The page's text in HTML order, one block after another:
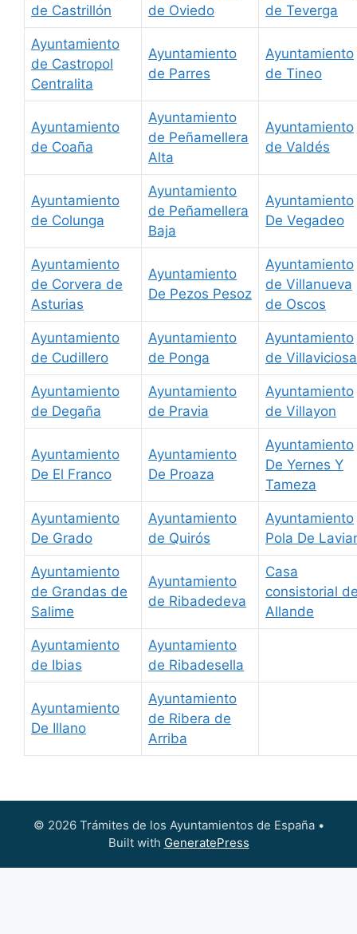
de Castrillón
de Oviedo
de Teverga
Ayuntamiento
de Castropol
Centralita
Ayuntamiento
de Parres
Ayuntamiento
de Tineo
Ayuntamiento
de Coaña
Ayuntamiento
de Peñamellera
Alta
Ayuntamiento
de Valdés
Ayuntamiento
de Colunga
Ayuntamiento
de Peñamellera
Baja
Ayuntamiento
De Vegadeo
Ayuntamiento
de Corvera de
Asturias
Ayuntamiento
De Pezos Pesoz
Ayuntamiento
de Villanueva
de Oscos
Ayuntamiento
de Cudillero
Ayuntamiento
de Ponga
Ayuntamiento
de Villaviciosa
Ayuntamiento
de Degaña
Ayuntamiento
de Pravia
Ayuntamiento
de Villayon
Ayuntamiento
De El Franco
Ayuntamiento
De Proaza
Ayuntamiento
De Yernes Y
Tameza
Ayuntamiento
De Grado
Ayuntamiento
de Quirós
Ayuntamiento
Pola De
Ayuntamiento
de Grandas de
Salime
Ayuntamiento
de Ribadedeva
Casa
consistorial
Allande
Ayuntamiento
de Ibias
Ayuntamiento
de Ribadesella
Ayuntamiento
De Illano
Ayuntamiento
de Ribera de
Arriba
© 2026 Trámites de los Ayuntamientos de España•
Built with GeneratePress